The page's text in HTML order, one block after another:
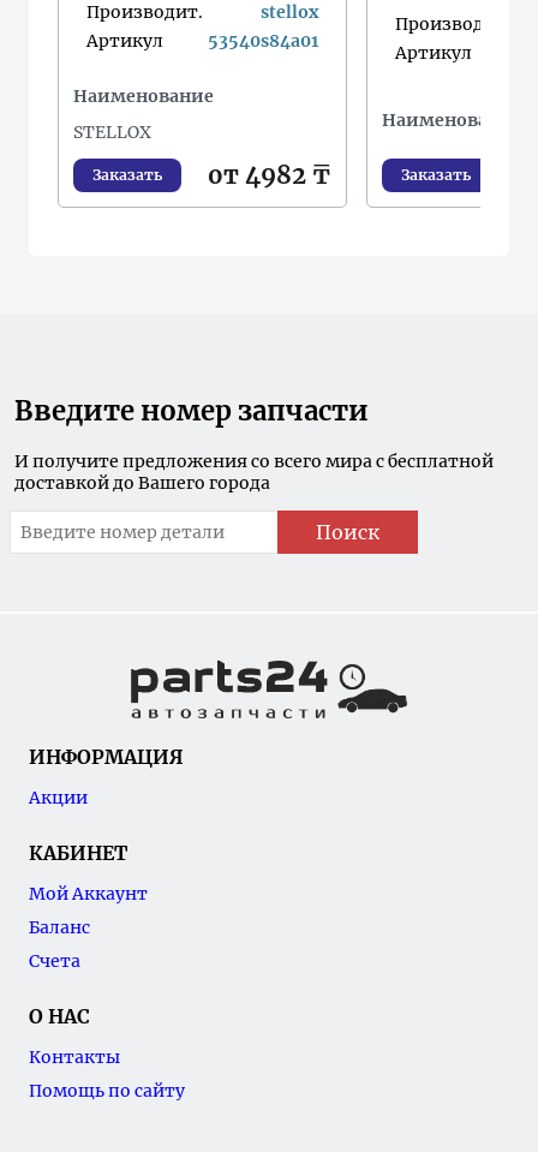
Производит.
stellox
Артикул
53540s84a01
Наименование
STELLOX
Заказать от 4982 ₸
Производит.
Артикул
Наименование
Заказать
Введите номер запчасти
И получите предложения со всего мира с бесплатной
доставкой до Вашего города
Поиск
ИНФОРМАЦИЯ
Акции
КАБИНЕТ
Мой Аккаунт
Баланс
Счета
О НАС
Контакты
Помощь по сайту